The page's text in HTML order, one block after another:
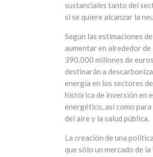
sustanciales tanto del
si se quiere alcanzar la
Según las estimaciones
aumentar en alrededor
390.000 millones de
destinarán a
energía en los sectores
histórica de inversión en
energético, así como
del aire y la salud pública.
La creación de una
que sólo un mercado de